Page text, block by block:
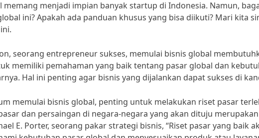
memang menjadi impian banyak startup di Indonesia. Namun,
ini? Apakah ada panduan khusus yang bisa diikuti? Mari kita
seorang entrepreneur sukses, memulai bisnis global
memiliki pemahaman yang baik tentang pasar global dan
Hal ini penting agar bisnis yang dijalankan dapat sukses di
memulai bisnis global, penting untuk melakukan riset pasar
dan persaingan di negara-negara yang akan dituju
E. Porter, seorang pakar strategi bisnis, “Riset pasar yang baik